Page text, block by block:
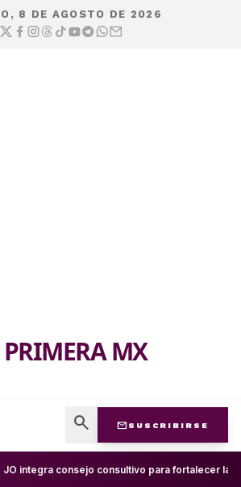
8 DE AGOSTO DE 2026
PRIMERA MX
search mail SUSCRIBIRSE
integra consejo consultivo para fortalecer la